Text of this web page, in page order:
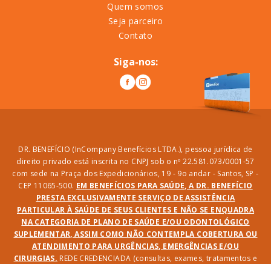
Quem somos
Seja parceiro
Contato
Siga-nos:
DR. BENEFÍCIO (InCompany Benefícios LTDA.), pessoa jurídica de
direito privado está inscrita no CNPJ sob o nº 22.581.073/0001-57
com sede na Praça dos Expedicionários, 19 - 9o andar - Santos, SP -
CEP 11065-500. EM BENEFÍCIOS PARA SAÚDE, A DR. BENEFÍCIO
PRESTA EXCLUSIVAMENTE SERVIÇO DE ASSISTÊNCIA
PARTICULAR À SAÚDE DE SEUS CLIENTES E NÃO SE ENQUADRA
NA CATEGORIA DE PLANO DE SAÚDE E/OU ODONTOLÓGICO
SUPLEMENTAR, ASSIM COMO NÃO CONTEMPLA COBERTURA OU
ATENDIMENTO PARA URGÊNCIAS, EMERGÊNCIAS E/OU
CIRURGIAS. REDE CREDENCIADA (consultas, exames, tratamentos e